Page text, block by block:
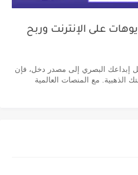
على الإنترنت وربح
إبداعك البصري إلى مصدر دخل، فإن
الذهبية. مع المنصات العالمية